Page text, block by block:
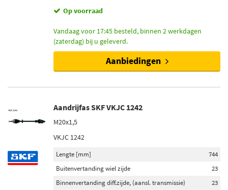
Op voorraad
Vandaag voor 17:45 besteld, binnen 2 werkdagen
(zaterdag) bij u geleverd.
Aanbiedingen
Aandrijfas SKF VKJC 1242
M20x1,5
VKJC 1242
Lengte [mm]
744
Buitenvertanding wiel zijde
23
Binnenvertanding diff.zijde, (aansl. transmissie)
23